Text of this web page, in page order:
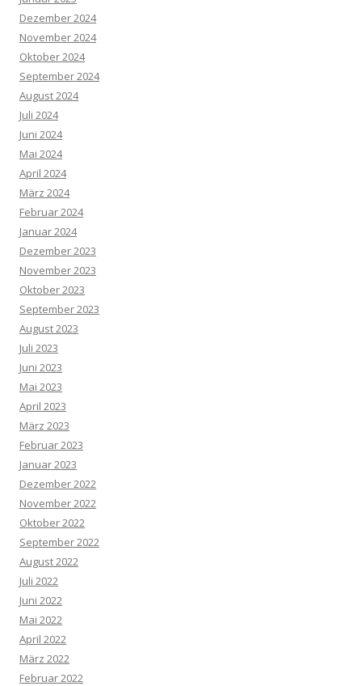
Dezember 2024
November 2024
Oktober 2024
September 2024
August 2024
Juli 2024
Juni 2024
Mai 2024
April 2024
März 2024
Februar 2024
Januar 2024
Dezember 2023
November 2023
Oktober 2023
September 2023
August 2023
Juli 2023
Juni 2023
Mai 2023
April 2023
März 2023
Februar 2023
Januar 2023
Dezember 2022
November 2022
Oktober 2022
September 2022
August 2022
Juli 2022
Juni 2022
Mai 2022
April 2022
März 2022
Februar 2022